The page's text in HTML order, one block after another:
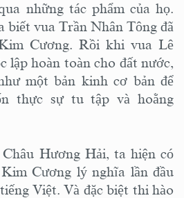
những tác phẩm của họ.
biết vua Trần Nhân Tông đã
Cương. Rồi khi vua Lê
lập hoàn toàn cho đất nước,
một bản kinh cơ bản để
thực sự tu tập và hoằng
Hương Hải, ta hiện có
Cương lý nghĩa lần đầu
Việt. Và đặc biệt thi hào